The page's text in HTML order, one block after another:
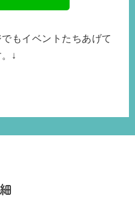
もイベントたちあげて
↓